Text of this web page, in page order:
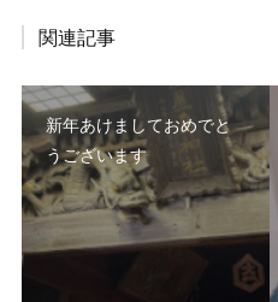
関連記事
新年あけましておめでと
うございます